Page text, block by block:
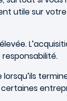
utile sur